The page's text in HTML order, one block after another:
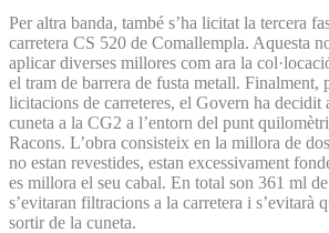
Per altra banda, també s’ha licitat la tercera
carretera CS 520 de Comallempla. Aquesta
aplicar diverses millores com ara la
el tram de barrera de fusta metall. Finalment,
licitacions de carreteres, el Govern ha decidit
cuneta a la CG2 a l’entorn del punt
Racons. L’obra consisteix en la millora de
no estan revestides, estan excessivament
es millora el seu cabal. En total son 361 ml
s’evitaran filtracions a la carretera i s’evitarà
sortir de la cuneta.